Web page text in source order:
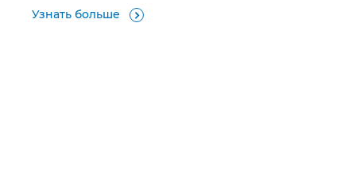
Узнать больше 